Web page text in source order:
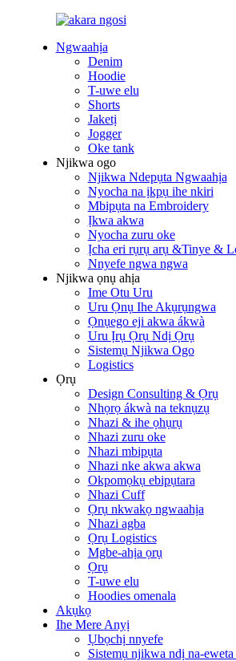
Ngwaahịa
Denim
Hoodie
T-uwe elu
Shorts
Jaketị
Jogger
Oke tank
Njikwa ogo
Njikwa Ndepụta Ngwaahịa
Nyocha na ịkpụ ihe nkiri
Mbipụta na Embroidery
Ịkwa akwa
Nyocha zuru oke
Ịcha eri rụrụ arụ &Tinye &
Nnyefe ngwa ngwa
Njikwa ọnụ ahịa
Ime Otu Uru
Uru Ọnụ Ihe Akụrụngwa
Ọnụego eji akwa ákwà
Uru Ịrụ Ọrụ Ndị Ọrụ
Sistemụ Njikwa Ogo
Logistics
Ọrụ
Design Consulting & Ọrụ
Nhọrọ ákwà na teknụzụ
Nhazi & ihe ọhụrụ
Nhazi zuru oke
Nhazi mbipụta
Nhazi nke akwa akwa
Okpomọkụ ebipụtara
Nhazi Cuff
Ọrụ nkwakọ ngwaahịa
Nhazi agba
Ọrụ Logistics
Mgbe-ahịa ọrụ
Ọrụ
T-uwe elu
Hoodies omenala
Akụkọ
Ihe Mere Anyị
Ụbọchị nnyefe
Sistemụ njikwa ndị na-